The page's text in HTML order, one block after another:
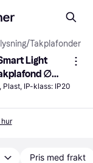
/Takplafonder
Light
∅
IP-klass: IP20
Pris med frakt